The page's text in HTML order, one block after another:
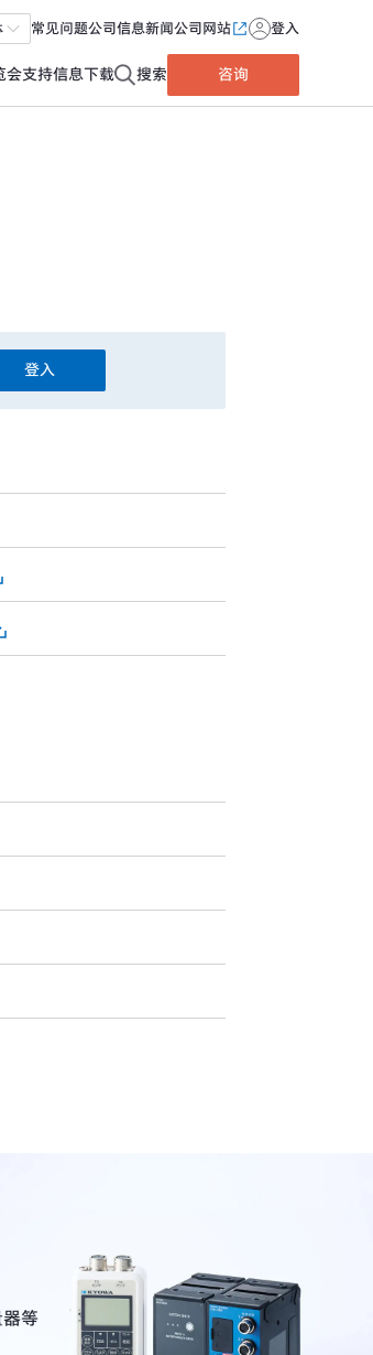
常见问题公司信息新闻公司网站 登入
会支持信息下载 搜索 咨询
登入
等